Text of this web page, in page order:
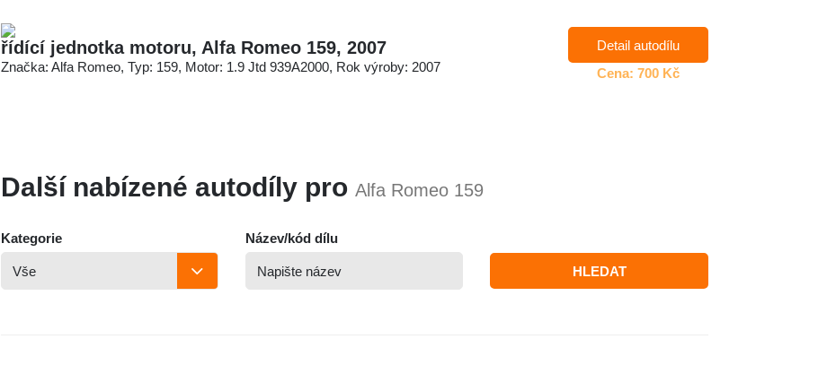
řídící jednotka motoru, Alfa Romeo 159, 2007
Značka: Alfa Romeo, Typ: 159, Motor: 1.9 Jtd 939A2000, Rok výroby: 2007
Detail autodílu
Cena: 700 Kč
Další nabízené autodíly pro Alfa Romeo 159
Kategorie Název/kód dílu
HLEDAT